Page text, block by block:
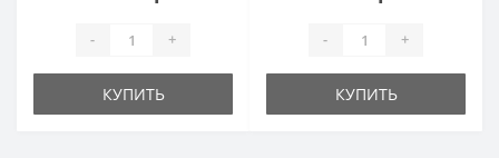
- +
КУПИТЬ
- +
КУПИТЬ